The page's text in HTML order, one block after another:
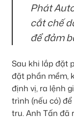
Phát
cắt chế
để đảm
Sau khi lắp đặt
đặt phần mềm,
định vị, ra lệnh
trình (nếu có)
tru. Anh Tấn đã